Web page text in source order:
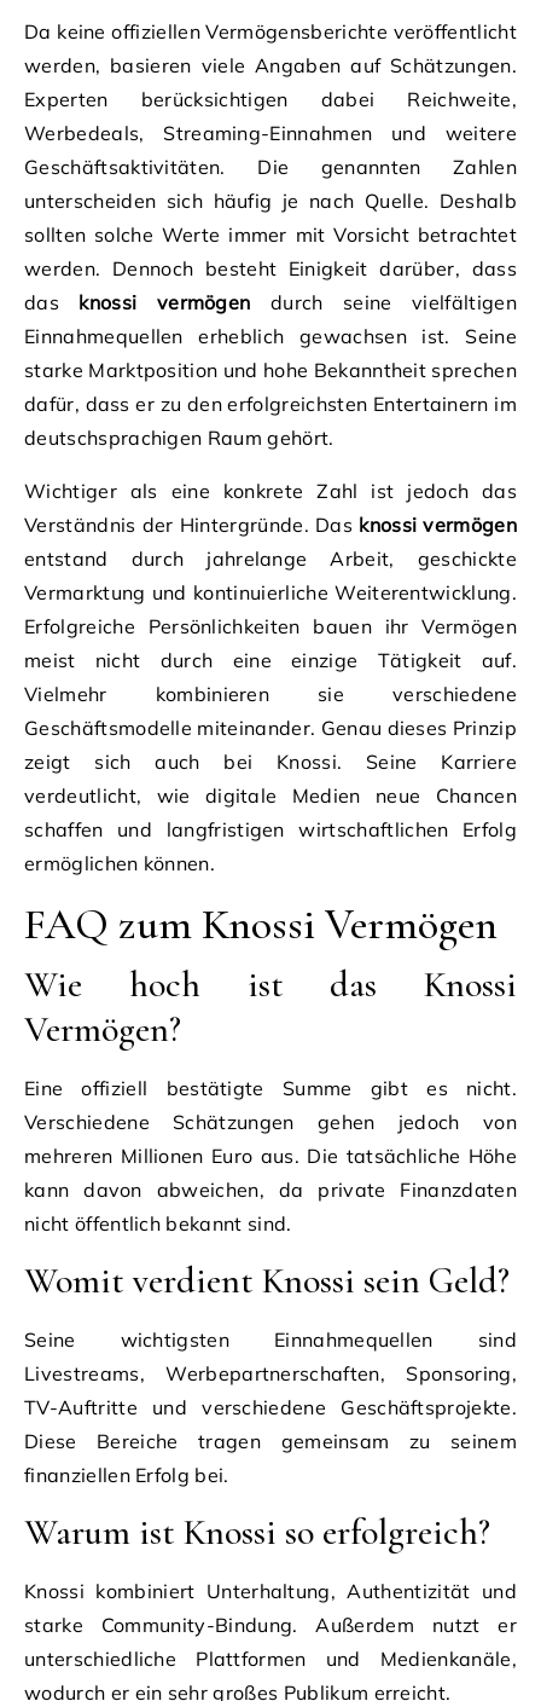
Da keine offiziellen Vermögensberichte veröffentlicht
werden, basieren viele Angaben auf Schätzungen.
Experten berücksichtigen dabei Reichweite,
Werbedeals, Streaming-Einnahmen und weitere
Geschäftsaktivitäten. Die genannten Zahlen
unterscheiden sich häufig je nach Quelle. Deshalb
sollten solche Werte immer mit Vorsicht betrachtet
werden. Dennoch besteht Einigkeit darüber, dass
das knossi vermögen durch seine vielfältigen
Einnahmequellen erheblich gewachsen ist. Seine
starke Marktposition und hohe Bekanntheit sprechen
dafür, dass er zu den erfolgreichsten Entertainern im
deutschsprachigen Raum gehört.
Wichtiger als eine konkrete Zahl ist jedoch das
Verständnis der Hintergründe. Das knossi vermögen
entstand durch jahrelange Arbeit, geschickte
Vermarktung und kontinuierliche Weiterentwicklung.
Erfolgreiche Persönlichkeiten bauen ihr Vermögen
meist nicht durch eine einzige Tätigkeit auf.
Vielmehr kombinieren sie verschiedene
Geschäftsmodelle miteinander. Genau dieses Prinzip
zeigt sich auch bei Knossi. Seine Karriere
verdeutlicht, wie digitale Medien neue Chancen
schaffen und langfristigen wirtschaftlichen Erfolg
ermöglichen können.
FAQ zum Knossi Vermögen
Wie hoch ist das Knossi
Vermögen?
Eine offiziell bestätigte Summe gibt es nicht.
Verschiedene Schätzungen gehen jedoch von
mehreren Millionen Euro aus. Die tatsächliche Höhe
kann davon abweichen, da private Finanzdaten
nicht öffentlich bekannt sind.
Womit verdient Knossi sein Geld?
Seine wichtigsten Einnahmequellen sind
Livestreams, Werbepartnerschaften, Sponsoring,
TV-Auftritte und verschiedene Geschäftsprojekte.
Diese Bereiche tragen gemeinsam zu seinem
finanziellen Erfolg bei.
Warum ist Knossi so erfolgreich?
Knossi kombiniert Unterhaltung, Authentizität und
starke Community-Bindung. Außerdem nutzt er
unterschiedliche Plattformen und Medienkanäle,
wodurch er ein sehr großes Publikum erreicht.